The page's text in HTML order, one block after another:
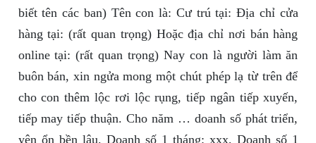
biết tên các ban) Tên con là: Cư trú tại: Địa chỉ cửa
hàng tại: (rất quan trọng) Hoặc địa chỉ nơi bán hàng
online tại: (rất quan trọng) Nay con là người làm ăn
buôn bán, xin ngửa mong một chút phép lạ từ trên để
cho con thêm lộc rơi lộc rụng, tiếp ngân tiếp xuyến,
tiếp may tiếp thuận. Cho năm … doanh số phát triển,
yên ổn bền lâu. Doanh số 1 tháng: xxx, Doanh số 1